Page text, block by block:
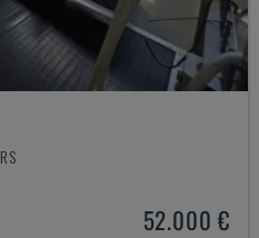
52.000 €